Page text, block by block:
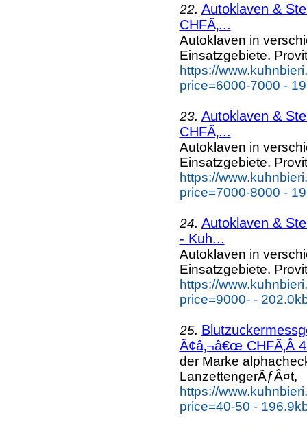
22. Autoklaven &
CHFÃ‚...
Autoklaven in
Einsatzgebiete.
https://
price=6000-7000 -
23. Autoklaven &
CHFÃ‚...
Autoklaven in
Einsatzgebiete.
https://
price=7000-8000 -
24. Autoklaven &
- Kuh...
Autoklaven in
Einsatzgebiete.
https://
price=9000- -
25.
Ã¢â‚¬â€œ CHFÃ‚Â
der Marke
LanzettengerÃƒÂ¤t,
https://
price=40-50 -